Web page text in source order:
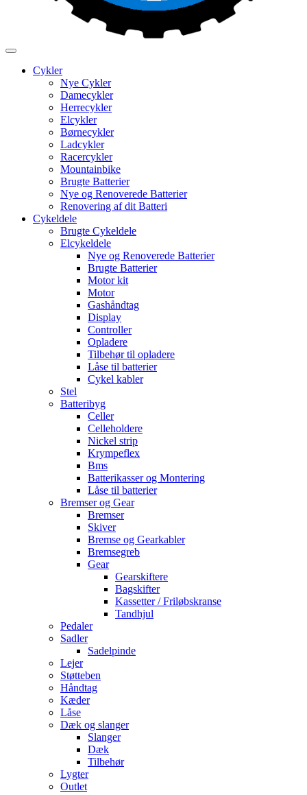
Cykler
Nye Cykler
Damecykler
Herrecykler
Elcykler
Børnecykler
Ladcykler
Racercykler
Mountainbike
Brugte Batterier
Nye og Renoverede Batterier
Renovering af dit Batteri
Cykeldele
Brugte Cykeldele
Elcykeldele
Nye og Renoverede Batterier
Brugte Batterier
Motor kit
Motor
Gashåndtag
Display
Controller
Opladere
Tilbehør til opladere
Låse til batterier
Cykel kabler
Stel
Batteribyg
Celler
Celleholdere
Nickel strip
Krympeflex
Bms
Batterikasser og Montering
Låse til batterier
Bremser og Gear
Bremser
Skiver
Bremse og Gearkabler
Bremsegreb
Gear
Gearskiftere
Bagskifter
Kassetter / Friløbskranse
Tandhjul
Pedaler
Sadler
Sadelpinde
Lejer
Støtteben
Håndtag
Kæder
Låse
Dæk og slanger
Slanger
Dæk
Tilbehør
Lygter
Outlet